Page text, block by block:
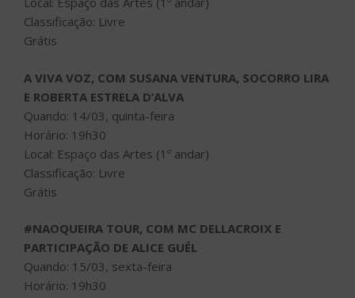
Classificação: Livre
Grátis
A VIVA VOZ, COM SUSANA VENTURA, SOCORRO LIRA
E ROBERTA ESTRELA D’ALVA
Quando: 14/03, quinta-feira
Horário: 19h30
Local: Espaço das Artes (1º andar)
Classificação: Livre
Grátis
#NAOQUEIRA TOUR, COM MC DELLACROIX E
PARTICIPAÇÃO DE ALICE GUÉL
Quando: 15/03, sexta-feira
Horário: 19h30